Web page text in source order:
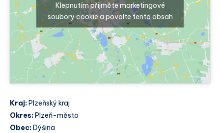
Klepnutím přijměte marketingové
soubory cookie a povolte tento obsah
Kraj: Plzeňský kraj
Okres: Plzeň-město
Obec: Dýšina